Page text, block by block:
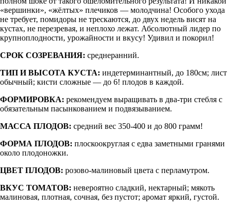
«вершинки», «жёлтых» плечиков — молодчина! Особого ухода
не требует, помидоры не трескаются, до двух недель висят на
кустах, не перезревая, и неплохо лежат. Абсолютный лидер по
крупноплодности, урожайности и вкусу! Удивил и покорил!
СРОК СОЗРЕВАНИЯ: среднеранний.
ТИП И ВЫСОТА КУСТА: индетерминантный, до 180см; лист
обычный; кисти сложные — до 6! плодов в каждой.
ФОРМИРОВКА: рекомендуем выращивать в два-три стебля с
обязательным пасынкованием и подвязыванием.
МАССА ПЛОДОВ: средний вес 350-400 и до 800 грамм!
ФОРМА ПЛОДОВ: плоскоокруглая с едва заметными гранями
около плодоножки.
ЦВЕТ ПЛОДОВ: розово-малиновый цвета с перламутром.
ВКУС ТОМАТОВ: невероятно сладкий, нектарный; мякоть
малиновая, плотная, сочная, без пустот; аромат яркий, густой.